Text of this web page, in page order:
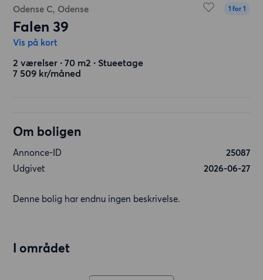
Odense C, Odense 1 for 1
Falen 39
Vis på kort
2 værelser ∙ 70 m2 ∙ Stueetage
7 509 kr/måned
Om boligen
Annonce-ID
25087
Udgivet
2026-06-27
Denne bolig har endnu ingen beskrivelse.
I området